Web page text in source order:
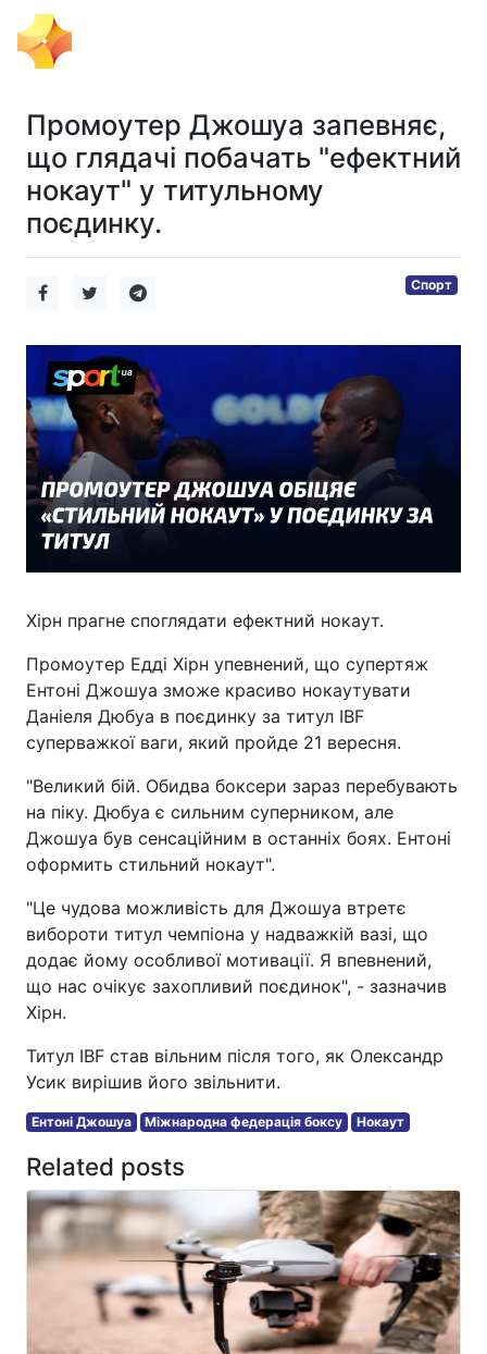
Промоутер Джошуа запевняє,
що глядачі побачать "ефектний
нокаут" у титульному
поєдинку.
Спорт
Хірн прагне споглядати ефектний нокаут.
Промоутер Едді Хірн упевнений, що супертяж
Ентоні Джошуа зможе красиво нокаутувати
Даніеля Дюбуа в поєдинку за титул IBF
суперважкої ваги, який пройде 21 вересня.
"Великий бій. Обидва боксери зараз перебувають
на піку. Дюбуа є сильним суперником, але
Джошуа був сенсаційним в останніх боях. Ентоні
оформить стильний нокаут".
"Це чудова можливість для Джошуа втретє
вибороти титул чемпіона у надважкій вазі, що
додає йому особливої мотивації. Я впевнений,
що нас очікує захопливий поєдинок", - зазначив
Хірн.
Титул IBF став вільним після того, як Олександр
Усик вирішив його звільнити.
Ентоні Джошуа Міжнародна федерація боксу Нокаут
Related posts